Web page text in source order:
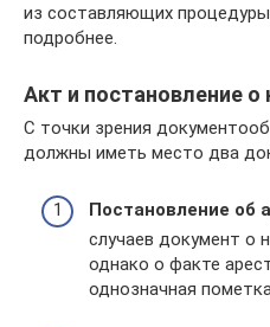
из составляющих
подробнее.
Акт и постановление о
С точки зрения
должны иметь место два
Постановление об
случаев документ о
однако о факте
однозначная